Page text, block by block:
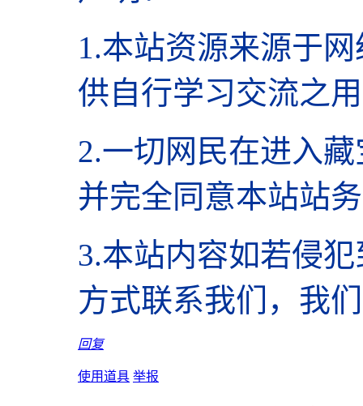
1.本站资源来源于
供自行学习交流之
2.一切网民在进入
并完全同意本站站
3.本站内容如若侵
方式联系我们，我
回复
使用道具 举报